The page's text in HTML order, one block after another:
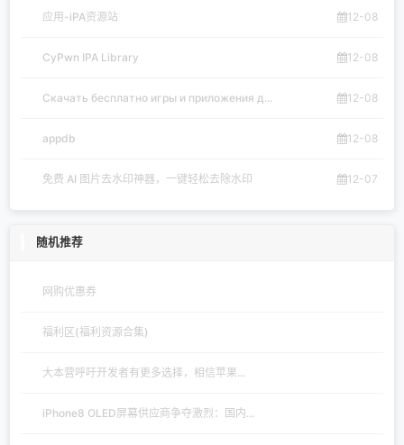
应用-iPA资源站 12-08
CyPwn IPA Library 12-08
Скачать бесплатно игры и приложения д... 12-08
appdb 12-08
免费 AI 图片去水印神器，一键轻松去除水印 12-07
随机推荐
网购优惠券
福利区(福利资源合集)
大本营呼吁开发者有更多选择，相信苹果...
iPhone8 OLED屏幕供应商争夺激烈：国内...